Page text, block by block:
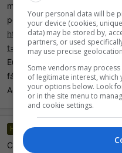
montado, vi que ele ficava
pesquisei e achei o seu post
http://
t=259396&page=2
Eu gostaria de saber oq q
fábrica msm e teve de trocar
Agradeço se puder me
H Heribert Schmidt 6
Cara, andei olhando alguns
Your personal data will be
your device (cookies,
data) may be stored by,
partners, or used
may use precise
Some vendors may
of legitimate interest,
your options below. Look
or in the site menu to
and cookie settings.